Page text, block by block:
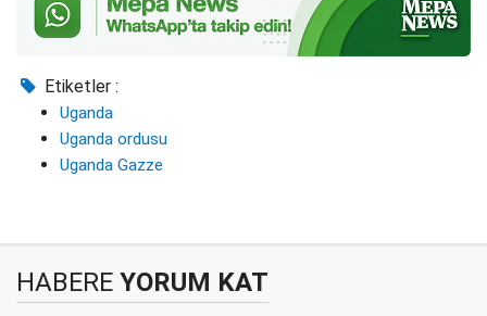
Etiketler :
Uganda
Uganda ordusu
Uganda Gazze
HABERE YORUM KAT